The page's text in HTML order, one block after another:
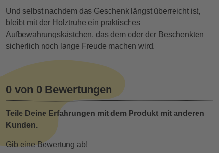
Und selbst nachdem das Geschenk längst überreicht ist,
bleibt mit der Holztruhe ein praktisches
Aufbewahrungskästchen, das dem oder der Beschenkten
sicherlich noch lange Freude machen wird.
0 von 0 Bewertungen
Teile Deine Erfahrungen mit dem Produkt mit anderen
Kunden.
Gib eine Bewertung ab!